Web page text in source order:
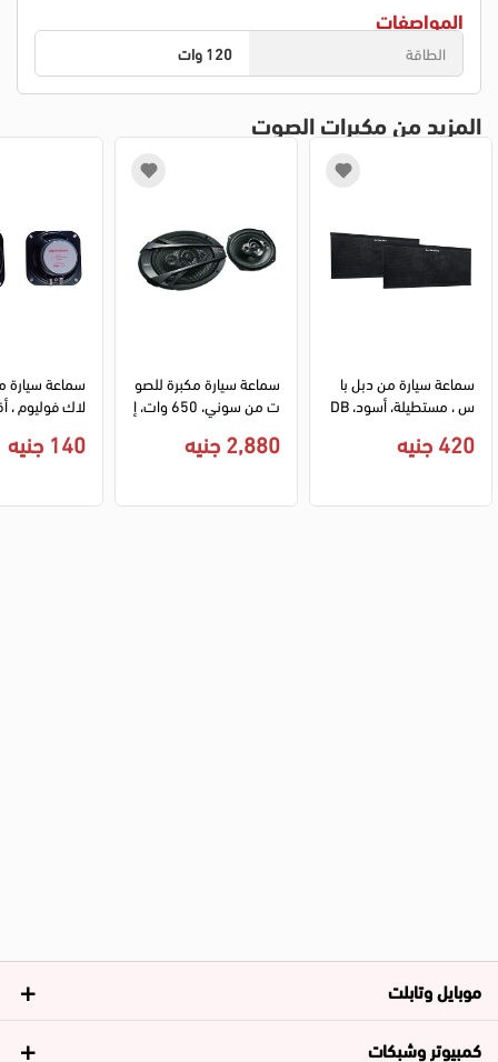
المواصفات
الطاقة 120 وات
المزيد من مكبرات الصوت
سماعة سيارة من دبل با
س ، مستطيلة، أسود، DB
420 جنيه
سماعة سيارة مكبرة للصو
ت من سوني، 650 وات، إ
941
2,880 جنيه
سماعة
لاك فوليوم
140 جنيه
موبايل وتابلت
كمبيوتر وشبكات